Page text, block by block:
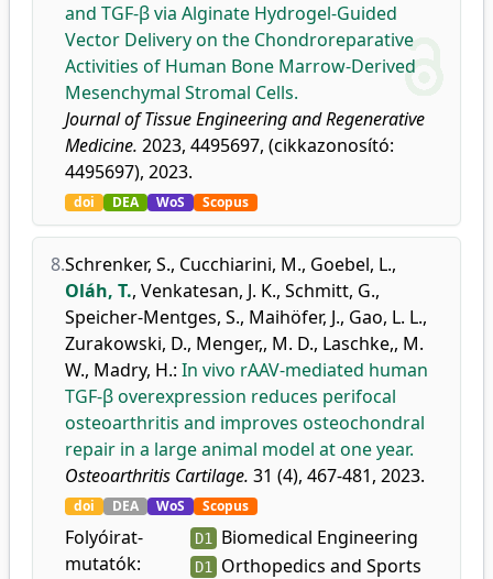
and TGF-β via Alginate Hydrogel-Guided
Vector Delivery on the Chondroreparative
Activities of Human Bone Marrow-Derived
Mesenchymal Stromal Cells.
Journal of Tissue Engineering and Regenerative
Medicine. 2023, 4495697, (cikkazonosító:
4495697), 2023.
doi DEA WoS Scopus
8.Schrenker, S., Cucchiarini, M., Goebel, L.,
Oláh, T., Venkatesan, J. K., Schmitt, G.,
Speicher-Mentges, S., Maihöfer, J., Gao, L. L.,
Zurakowski, D., Menger,, M. D., Laschke,, M.
W., Madry, H.: In vivo rAAV-mediated human
TGF-β overexpression reduces perifocal
osteoarthritis and improves osteochondral
repair in a large animal model at one year.
Osteoarthritis Cartilage. 31 (4), 467-481, 2023.
doi DEA WoS Scopus
Folyóirat-
mutatók:
D1 Biomedical Engineering
D1 Orthopedics and Sports